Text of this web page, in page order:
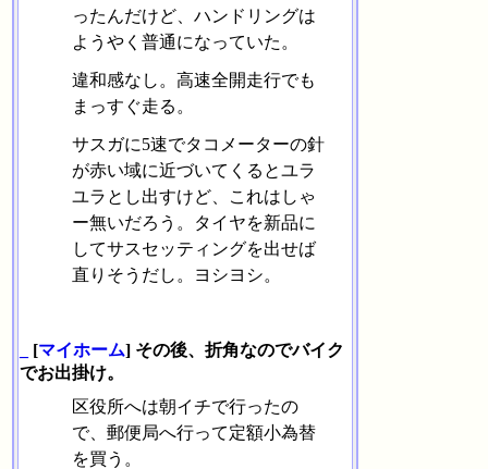
ったんだけど、ハンドリングは
ようやく普通になっていた。
違和感なし。高速全開走行でも
まっすぐ走る。
サスガに5速でタコメーターの針
が赤い域に近づいてくるとユラ
ユラとし出すけど、これはしゃ
ー無いだろう。タイヤを新品に
してサスセッティングを出せば
直りそうだし。ヨシヨシ。
[マイホーム] その後、折角なのでバイク
でお出掛け。
区役所へは朝イチで行ったの
で、郵便局へ行って定額小為替
を買う。